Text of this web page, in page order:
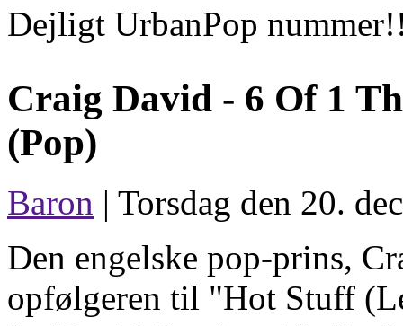
Dejligt UrbanPop
Craig David - 6 Of 1
(Pop)
Baron | Torsdag den 20.
Den engelske pop-prins,
opfølgeren til "Hot Stuff